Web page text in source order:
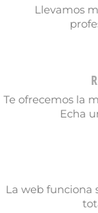
Llevamos
Te ofrecemos la
Echa
La web funciona